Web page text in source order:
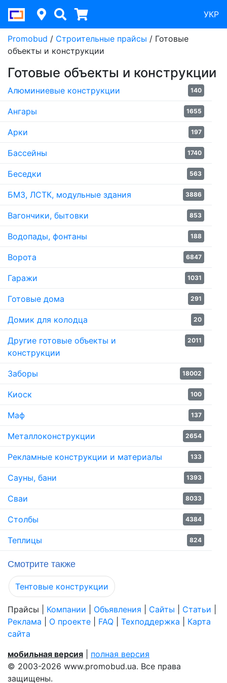
УКР
Promobud / Строительные прайсы / Готовые
объекты и конструкции
Готовые объекты и конструкции
Алюминиевые конструкции 140
Ангары 1655
Арки 197
Бассейны 1740
Беседки 563
БМЗ, ЛСТК, модульные здания 3886
Вагончики, бытовки 853
Водопады, фонтаны 188
Ворота 6847
Гаражи 1031
Готовые дома 291
Домик для колодца 20
Другие готовые объекты и
конструкции
2011
Заборы 18002
Киоск 100
Маф 137
Металлоконструкции 2654
Рекламные конструкции и материалы 133
Сауны, бани 1393
Сваи 8033
Столбы 4384
Теплицы 824
Смотрите также
Тентовые конструкции
Прайсы Компании Объявления Сайты Статьи
Реклама
О проекте FAQ Техподдержка
Карта
сайта
мобильная версия
полная версия
© 2003-2026 www.promobud.ua. Все права
защищены.